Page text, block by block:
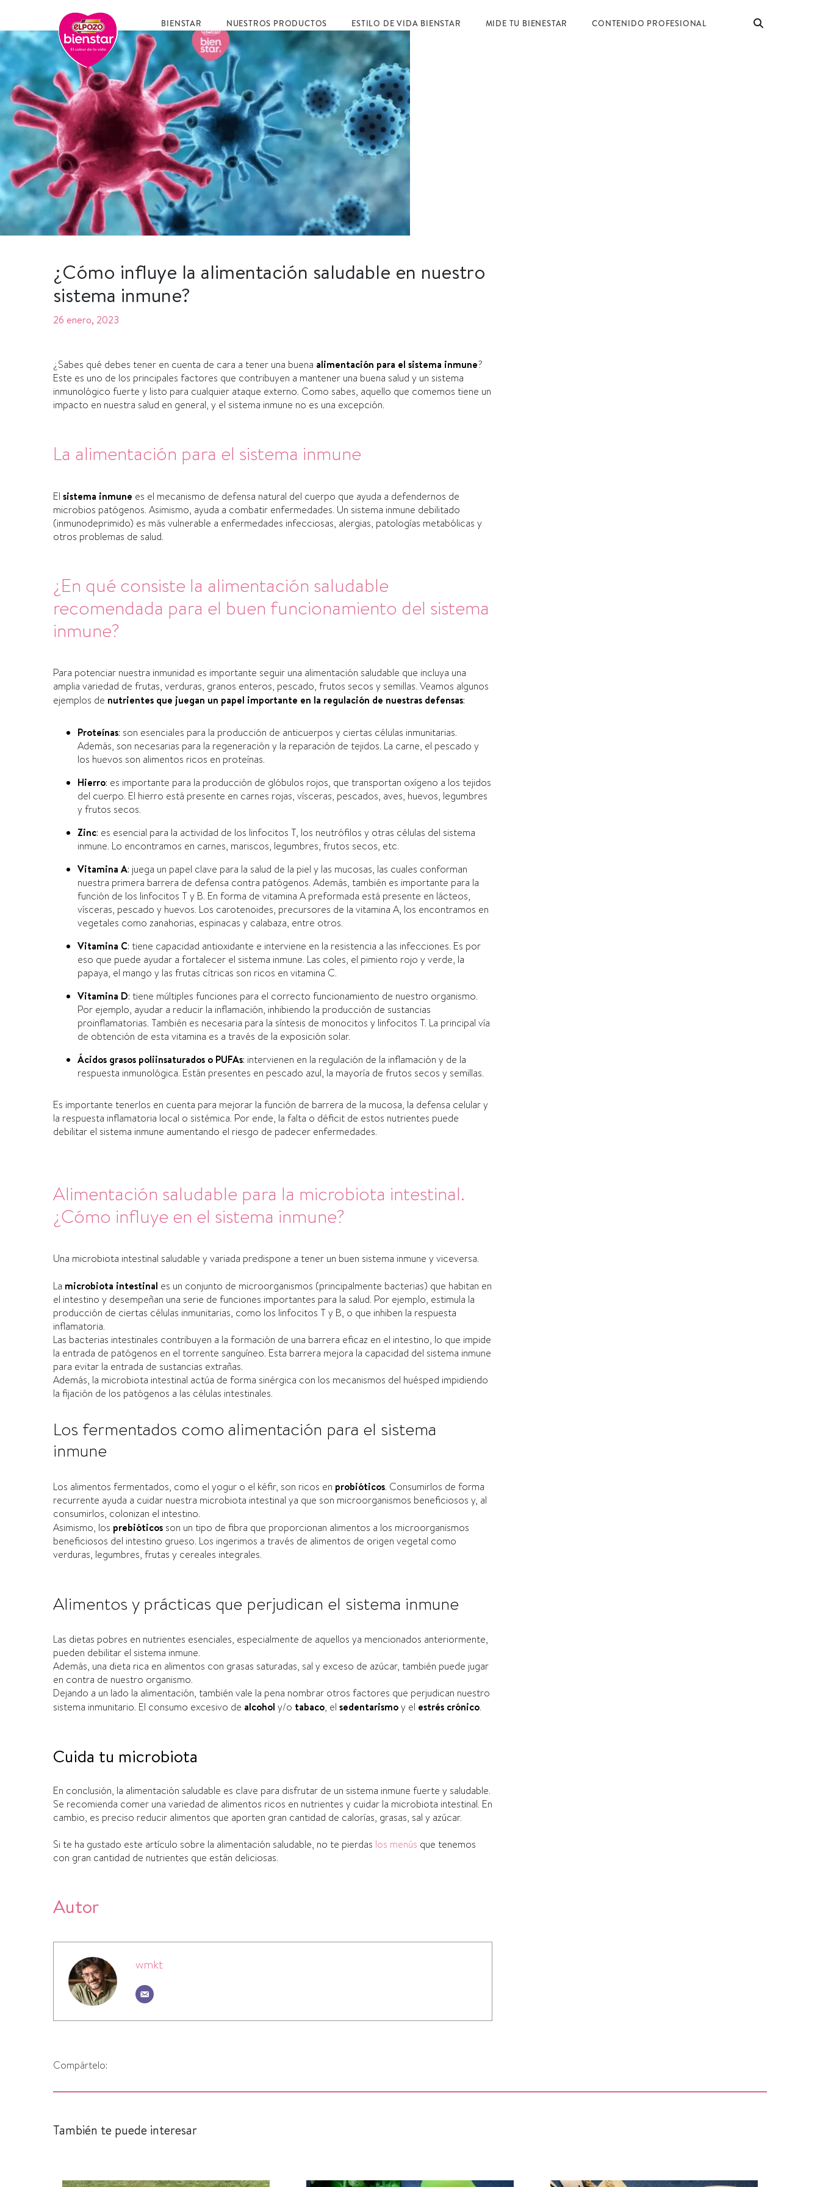
BIENSTAR NUESTROS PRODUCTOS ESTILO DE VIDA BIENSTAR MIDE TU BIENESTAR CONTENIDO PROFESIONAL
¿Cómo influye la alimentación saludable en nuestro
sistema inmune?
26 enero, 2023
¿Sabes qué debes tener en cuenta de cara a tener una buena alimentación para el sistema inmune?
Este es uno de los principales factores que contribuyen a mantener una buena salud y un sistema
inmunológico fuerte y listo para cualquier ataque externo. Como sabes, aquello que comemos tiene un
impacto en nuestra salud en general, y el sistema inmune no es una excepción.
La alimentación para el sistema inmune
El sistema inmune es el mecanismo de defensa natural del cuerpo que ayuda a defendernos de
microbios patógenos. Asimismo, ayuda a combatir enfermedades. Un sistema inmune debilitado
(inmunodeprimido) es más vulnerable a enfermedades infecciosas, alergias, patologías metabólicas y
otros problemas de salud.
¿En qué consiste la alimentación saludable
recomendada para el buen funcionamiento del sistema
inmune?
Para potenciar nuestra inmunidad es importante seguir una alimentación saludable que incluya una
amplia variedad de frutas, verduras, granos enteros, pescado, frutos secos y semillas. Veamos algunos
ejemplos de nutrientes que juegan un papel importante en la regulación de nuestras defensas:
Proteínas: son esenciales para la producción de anticuerpos y ciertas células inmunitarias.
Además, son necesarias para la regeneración y la reparación de tejidos. La carne, el pescado y
los huevos son alimentos ricos en proteínas.
Hierro: es importante para la producción de glóbulos rojos, que transportan oxígeno a los tejidos
del cuerpo. El hierro está presente en carnes rojas, vísceras, pescados, aves, huevos, legumbres
y frutos secos.
Zinc: es esencial para la actividad de los linfocitos T, los neutrófilos y otras células del sistema
inmune. Lo encontramos en carnes, mariscos, legumbres, frutos secos, etc.
Vitamina A: juega un papel clave para la salud de la piel y las mucosas, las cuales conforman
nuestra primera barrera de defensa contra patógenos. Además, también es importante para la
función de los linfocitos T y B. En forma de vitamina A preformada está presente en lácteos,
vísceras, pescado y huevos. Los carotenoides, precursores de la vitamina A, los encontramos en
vegetales como zanahorias, espinacas y calabaza, entre otros.
Vitamina C: tiene capacidad antioxidante e interviene en la resistencia a las infecciones. Es por
eso que puede ayudar a fortalecer el sistema inmune. Las coles, el pimiento rojo y verde, la
papaya, el mango y las frutas cítricas son ricos en vitamina C.
Vitamina D: tiene múltiples funciones para el correcto funcionamiento de nuestro organismo.
Por ejemplo, ayudar a reducir la inflamación, inhibiendo la producción de sustancias
proinflamatorias. También es necesaria para la síntesis de monocitos y linfocitos T. La principal vía
de obtención de esta vitamina es a través de la exposición solar.
Ácidos grasos poliinsaturados o PUFAs: intervienen en la regulación de la inflamación y de la
respuesta inmunológica. Están presentes en pescado azul, la mayoría de frutos secos y semillas.
Es importante tenerlos en cuenta para mejorar la función de barrera de la mucosa, la defensa celular y
la respuesta inflamatoria local o sistémica. Por ende, la falta o déficit de estos nutrientes puede
debilitar el sistema inmune aumentando el riesgo de padecer enfermedades.
Alimentación saludable para la microbiota intestinal.
¿Cómo influye en el sistema inmune?
Una microbiota intestinal saludable y variada predispone a tener un buen sistema inmune y viceversa.
La microbiota intestinal es un conjunto de microorganismos (principalmente bacterias) que habitan en
el intestino y desempeñan una serie de funciones importantes para la salud. Por ejemplo, estimula la
producción de ciertas células inmunitarias, como los linfocitos T y B, o que inhiben la respuesta
inflamatoria.
Las bacterias intestinales contribuyen a la formación de una barrera eficaz en el intestino, lo que impide
la entrada de patógenos en el torrente sanguíneo. Esta barrera mejora la capacidad del sistema inmune
para evitar la entrada de sustancias extrañas.
Además, la microbiota intestinal actúa de forma sinérgica con los mecanismos del huésped impidiendo
la fijación de los patógenos a las células intestinales.
Los fermentados como alimentación para el sistema
inmune
Los alimentos fermentados, como el yogur o el kéfir, son ricos en probióticos. Consumirlos de forma
recurrente ayuda a cuidar nuestra microbiota intestinal ya que son microorganismos beneficiosos y, al
consumirlos, colonizan el intestino.
Asimismo, los prebióticos son un tipo de fibra que proporcionan alimentos a los microorganismos
beneficiosos del intestino grueso. Los ingerimos a través de alimentos de origen vegetal como
verduras, legumbres, frutas y cereales integrales.
Alimentos y prácticas que perjudican el sistema inmune
Las dietas pobres en nutrientes esenciales, especialmente de aquellos ya mencionados anteriormente,
pueden debilitar el sistema inmune.
Además, una dieta rica en alimentos con grasas saturadas, sal y exceso de azúcar, también puede jugar
en contra de nuestro organismo.
Dejando a un lado la alimentación, también vale la pena nombrar otros factores que perjudican nuestro
sistema inmunitario. El consumo excesivo de alcohol y/o tabaco, el sedentarismoy el estrés crónico.
Cuida tu microbiota
En conclusión, la alimentación saludable es clave para disfrutar de un sistema inmune fuerte y saludable.
Se recomienda comer una variedad de alimentos ricos en nutrientes y cuidar la microbiota intestinal. En
cambio, es preciso reducir alimentos que aporten gran cantidad de calorías, grasas, sal y azúcar.
Si te ha gustado este artículo sobre la alimentación saludable, no te pierdas los menús que tenemos
con gran cantidad de nutrientes que están deliciosas.
Autor
wmkt
Compártelo:
También te puede interesar